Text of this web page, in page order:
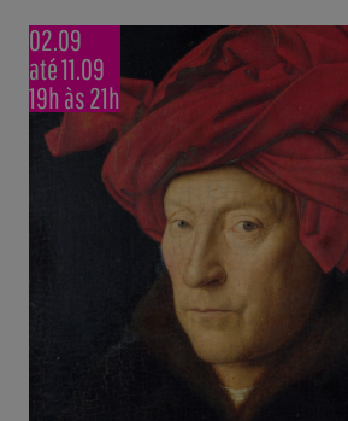
02.09
até 11.09
19h às 21h